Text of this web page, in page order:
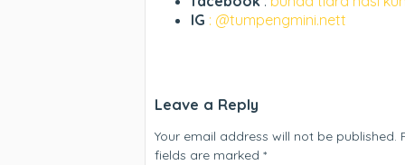
IG : @tumpengmini.nett
Leave a Reply
Your email address will not be published.
fields are marked *